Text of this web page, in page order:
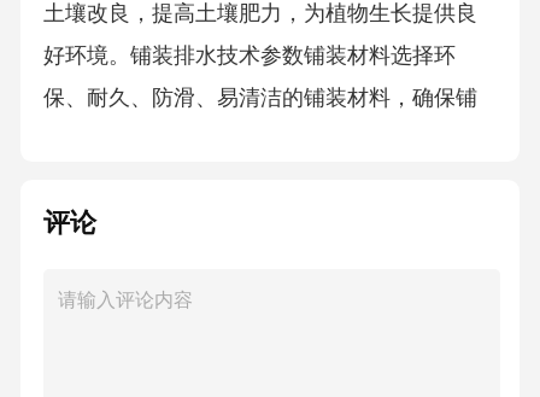
土壤改良，提高土壤肥力，为植物生长提供良
好环境。铺装排水技术参数铺装材料选择环
保、耐久、防滑、易清洁的铺装材料，确保铺
时排出，防止积水。02铺装工艺采用先进的铺
减少破损和维修成本。03照明系统节能方案选
评论